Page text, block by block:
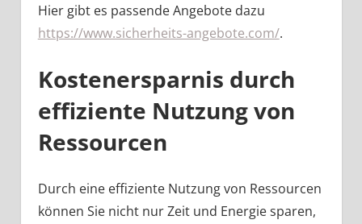
Hier gibt es passende Angebote dazu
https://www.sicherheits-angebote.com/.
Kostenersparnis durch
effiziente Nutzung von
Ressourcen
Durch eine effiziente Nutzung von Ressourcen
können Sie nicht nur Zeit und Energie sparen,